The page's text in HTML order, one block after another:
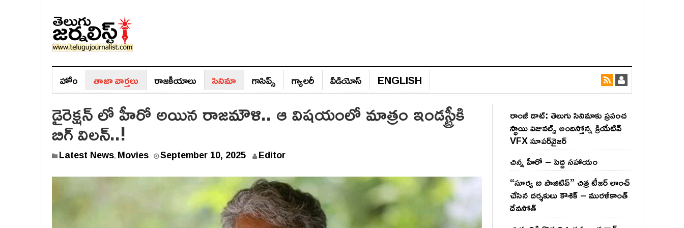
హోం తాజా వార్తలు రాజ‌కీయాలు సినిమా గాసిప్స్‌ గ్యాల‌రీ వీడియోస్‌ ENGLISH
డైరెక్షన్ లో హీరో అయిన రాజమౌళి.. ఆ విషయంలో మాత్రం ఇండస్ట్రీకి
బిగ్ విలన్..!
Latest News, Movies September 10, 2025S
p
t
e
m
Editor
రాంజీ డాట్: తెలుగు సినిమాకు ప్రపంచ
స్థాయి విజువల్స్ అందిస్తోన్న క్రియేటివ్
VFX సూపర్‌వైజర్
చిన్న హీరో – పెద్ద సహాయం
“సూర్య బి పాజిటివ్” చిత్ర టీజర్ లాంచ్
చేసిన‌ దర్శకులు కౌశిక్ – మురళీకాంత్
దేవసోత్